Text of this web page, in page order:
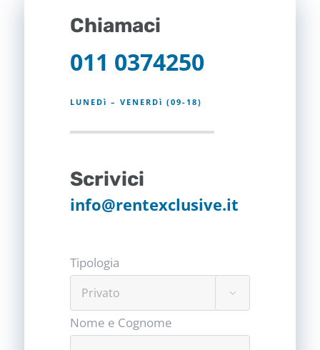
Chiamaci
011 0374250
LUNEDì – VENERDì (09-18)
Scrivici
info@rentexclusive.it
Tipologia

Nome e Cognome